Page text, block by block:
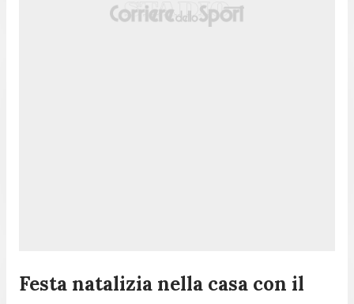
Festa natalizia nella casa con il